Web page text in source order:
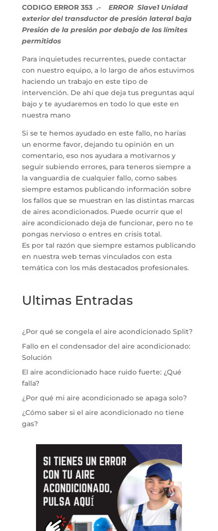
CODIGO ERROR 353 .-
ERROR Slave1 Unidad
exterior del transductor de presión lateral baja
Presión de la presión por debajo de los límites
permitidos
Para inquietudes recurrentes, puede contactar
con nuestro equipo, a lo largo de años estuvimos
haciendo un trabajo en este tipo de
intervención. De ahí que deja tus preguntas aquí
bajo y te ayudaremos en todo lo que este en
nuestra mano
Si se te hemos ayudado en este fallo, no harías
un enorme favor, dejando tu opinión en un
comentario, eso nos ayudara a motivarnos y
seguir subiendo errores, para teneros siempre a
la vanguardia de cualquier fallo, como sabes
siempre estamos publicando información sobre
los fallos que se muestran en las distintas marcas
de aires acondicionados. Puede ocurrir que el
aire acondicionado deja de funcionar, pero no te
pongas nervioso o entres en crisis total.
Es por tal razón que siempre estamos publicando
en nuestra web temas vinculados con esta
temática con los más destacados profesionales.
Ultimas Entradas
¿Por qué se congela el aire acondicionado Split?
Fallo en el condensador del aire acondicionado:
Solución
El aire acondicionado hace ruido fuerte: ¿Qué
falla?
¿Por qué mi aire acondicionado se apaga solo?
¿Cómo saber si el aire acondicionado no tiene
gas?